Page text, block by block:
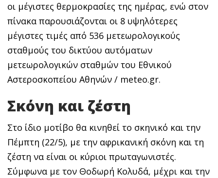
οι μέγιστες θερμοκρασίες της ημέρας, ενώ στον
πίνακα παρουσιάζονται οι 8 υψηλότερες
μέγιστες τιμές από 536 μετεωρολογικούς
σταθμούς του δικτύου αυτόματων
μετεωρολογικών σταθμών του Εθνικού
Αστεροσκοπείου Αθηνών / meteo.gr.
Σκόνη και ζέστη
Στο ίδιο μοτίβο θα κινηθεί το σκηνικό και την
Πέμπτη (22/5), με την αφρικανική σκόνη και τη
ζέστη να είναι οι κύριοι πρωταγωνιστές.
Σύμφωνα με τον Θοδωρή Κολυδά, μέχρι και την